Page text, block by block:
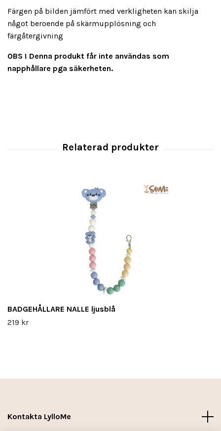
Färgen på bilden jämfört med verkligheten kan skilja
något beroende på skärmupplösning och
färgåtergivning
OBS ! Denna produkt får inte användas som
napphållare pga säkerheten.
BADGEHÅLLARE NALLE ljusblå
219 kr
Kontakta LylloMe